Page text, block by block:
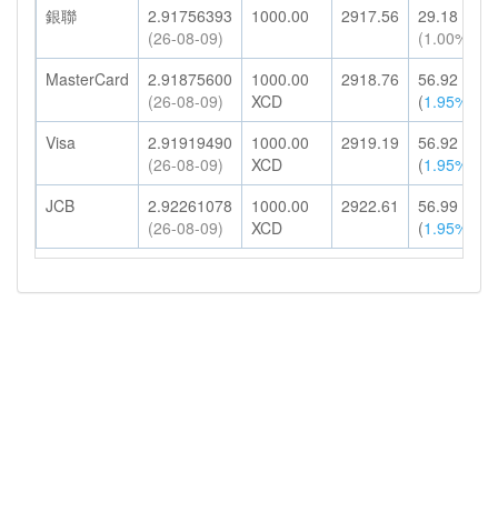
銀聯
2.91756393
(26-08-09)
1000.00 2917.56
29.18
(1.00%)
MasterCard
2.91875600
(26-08-09)
1000.00
XCD
2918.76
56.92
(1.95%
Visa
2.91919490
(26-08-09)
1000.00
XCD
2919.19
56.92
(1.95%
JCB
2.92261078
(26-08-09)
1000.00
XCD
2922.61
56.99
(1.95%